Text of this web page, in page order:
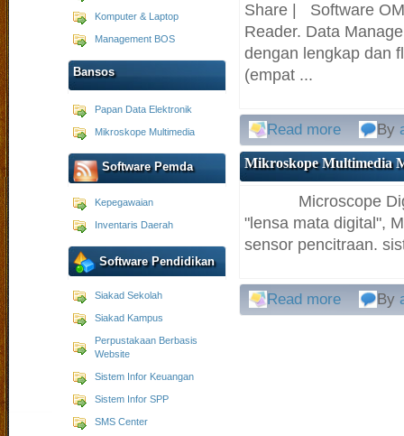
Komputer & Laptop
Management BOS
Bansos
Papan Data Elektronik
Mikroskope Multimedia
Software Pemda
Kepegawaian
Inventaris Daerah
Software Pendidikan
Siakad Sekolah
Siakad Kampus
Perpustakaan Berbasis
Website
Sistem Infor Keuangan
Sistem Infor SPP
SMS Center
Share | Software
Reader. Data
dengan lengkap dan
(empat ...
Read more By
Mikroskope Multimedia
Microscope Digital
"lensa mata digital",
sensor pencitraan.
Read more By